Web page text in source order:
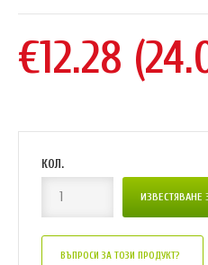
€12.28
КОЛ.
ВЪПРОСИ ЗА ТОЗИ ПРОДУКТ?